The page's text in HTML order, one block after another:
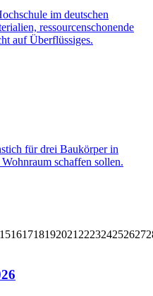
im deutschen
ressourcenschonende
auf Überflüssiges.
für drei Baukörper in
schaffen sollen.
15161718192021 222324252627